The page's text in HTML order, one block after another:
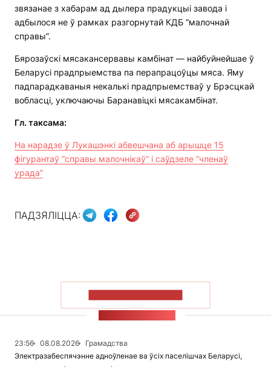
звязанае з хабарам ад дылера прадукцыі завода і
адбылося не ў рамках разгорнутай КДБ “малочнай
справы”.
Бярозаўскі мясакансервавы камбінат — найбуйнейшае ў
Беларусі прадпрыемства па перапрацоўцы мяса. Яму
падпарадкаваныя некалькі прадпрыемстваў у Брэсцкай
вобласці, уключаючы Баранавіцкі мясакамбінат.
Гл. таксама:
На нарадзе ў Лукашэнкі абвешчана аб арышце 15
фігурантаў “справы малочнікаў” і саўдзеле “членаў
урада”
ПАДЗЯЛІЦЦА:
23:56 08.08.2026
Грамадства
Электразабеспячэнне адноўленае ва ўсіх паселішчах Беларусі,